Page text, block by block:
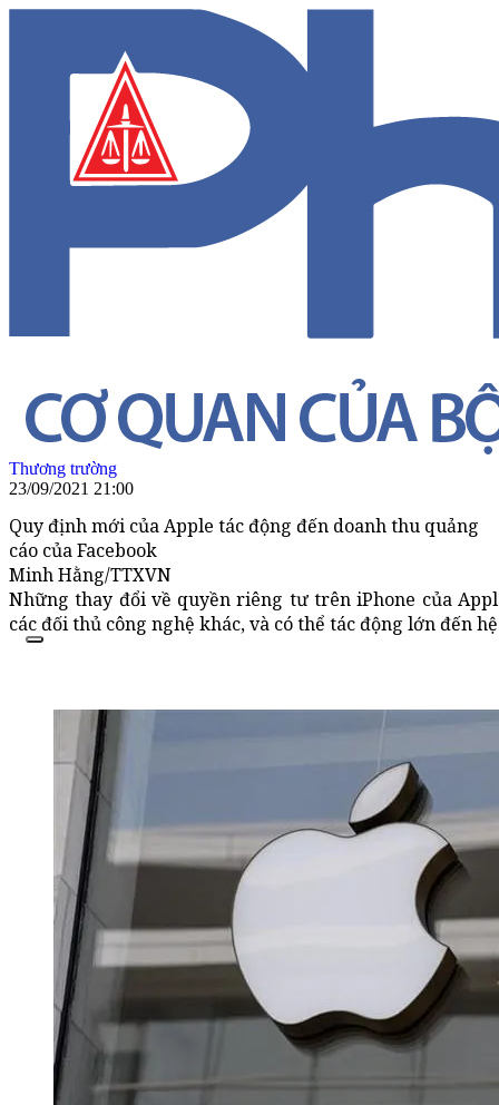
Thương trường
23/09/2021 21:00
Quy định mới của Apple tác động đến doanh thu quảng
cáo của Facebook
Minh Hằng/TTXVN
Những thay đổi về quyền riêng tư trên iPhone của
các đối thủ công nghệ khác, và có thể tác động lớn đến